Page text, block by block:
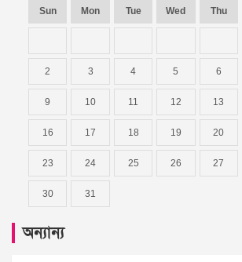
Sun Mon Tue Wed Thu
2 3 4 5 6
9 10 11 12 13
16 17 18 19 20
23 24 25 26 27
30 31
অন্যান্য